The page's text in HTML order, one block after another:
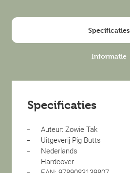
Specificaties
Informatie
Specificaties
Auteur: Zowie Tak
Uitgeverij Pig Butts
Nederlands
Hardcover